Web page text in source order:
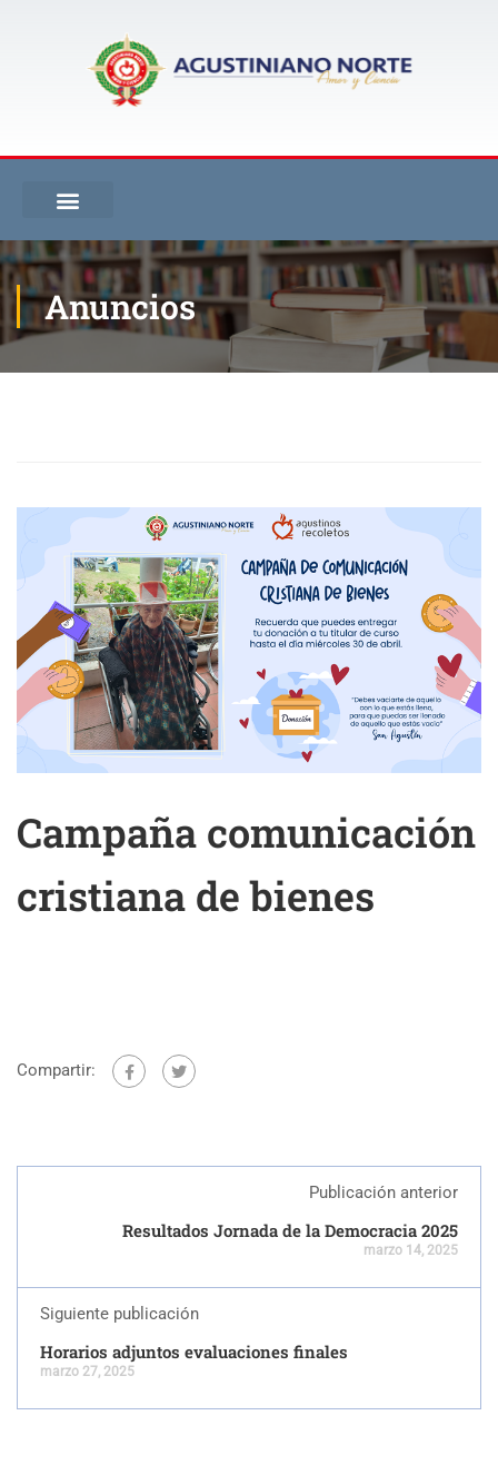
Anuncios
Campaña comunicación
cristiana de bienes
Compartir:
Publicación anterior
Resultados Jornada de la Democracia 2025
marzo 14, 2025
Siguiente publicación
Horarios adjuntos evaluaciones finales
marzo 27, 2025